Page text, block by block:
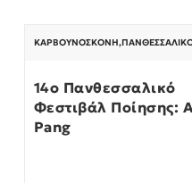
ΚΑΡΒΟΥΝΌΣΚΟΝΗ,
14ο Πανθεσσαλικό
Φεστιβάλ Ποίησης:
Pang